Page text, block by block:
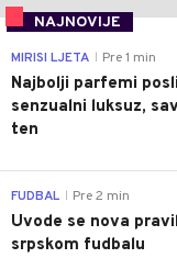
NAJNOVIJE
MIRISI LJETA Pre 1 min
Najbolji parfemi
senzualni luksuz,
ten
FUDBAL Pre 2 min
Uvode se nova
srpskom fudbalu